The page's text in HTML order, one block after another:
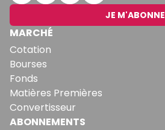
JE M'ABONNE
MARCHÉ
Cotation
Bourses
Fonds
Matières Premières
Convertisseur
ABONNEMENTS